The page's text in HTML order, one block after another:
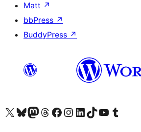
Matt ↗
bbPress ↗
BuddyPress ↗
Visita nuestra cuenta de X (anteriormente Twitter)
Visita nuestra cuenta de Bluesky
Visita nuestra cuenta de Mastodon
Visita nuestra cuenta de Threads
Visita nuestra página de Facebook
Visita nuestra cuenta de Instagram
Visita nuestra cuenta de LinkedIn
Visita nuestra cuenta de TikTok
Visita nuestro canal de YouTube
Visita nuestra cuenta de Tumblr